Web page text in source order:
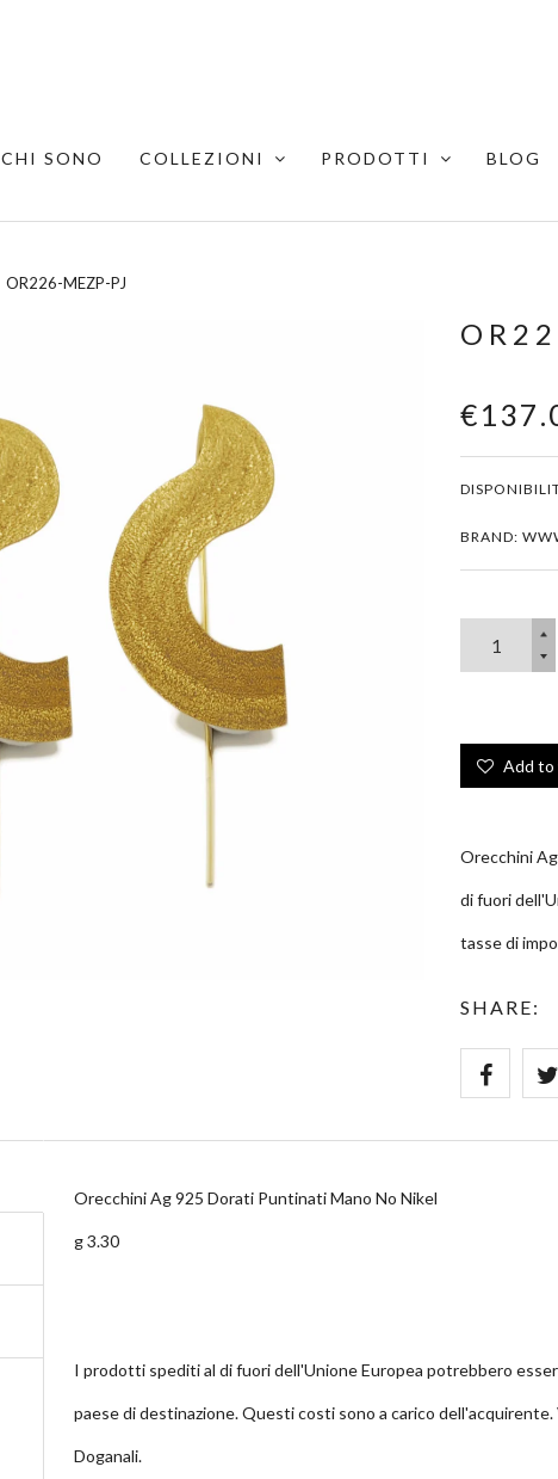
CHI SONO COLLEZIONI PRODOTTI BLOG
OR226-MEZP-PJ
BRAND:
Add to
Orecchini
di fuori
tasse di
SHARE:
Orecchini Ag 925 Dorati Puntinati Mano No Nikel
g 3.30
I prodotti spediti al di fuori dell'Unione Europea potrebbero
paese di destinazione. Questi costi sono a carico
Doganali.